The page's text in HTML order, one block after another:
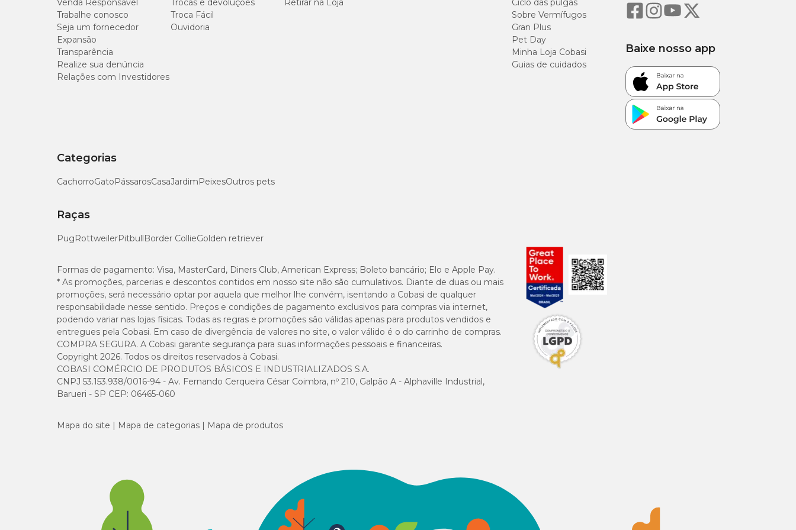
Venda Responsável
Trabalhe conosco
Seja um fornecedor
Expansão
Transparência
Realize sua denúncia
Relações com Investidores
Trocas e devoluções
Troca Fácil
Ouvidoria
Retirar na Loja
Ciclo das pulgas
Sobre Vermífugos
Gran Plus
Pet Day
Minha Loja Cobasi
Guias de cuidados
Categorias
CachorroGatoPássarosCasaJardimPeixesOutros pets
Raças
PugRottweilerPitbullBorder CollieGolden retriever
Baixe nosso app
Formas de pagamento: Visa, MasterCard, Diners Club, American Express; Boleto bancário; Elo e Apple Pay.
* As promoções, parcerias e descontos contidos em nosso site não são cumulativos. Diante de duas ou mais
promoções, será necessário optar por aquela que melhor lhe convém, isentando a Cobasi de qualquer
responsabilidade nesse sentido. Preços e condições de pagamento exclusivos para compras via internet,
podendo variar nas lojas físicas. Todas as regras e promoções são válidas apenas para produtos vendidos e
entregues pela Cobasi. Em caso de divergência de valores no site, o valor válido é o do carrinho de compras.
COMPRA SEGURA. A Cobasi garante segurança para suas informações pessoais e financeiras.
Copyright 2026. Todos os direitos reservados à Cobasi.
COBASI COMÉRCIO DE PRODUTOS BÁSICOS E INDUSTRIALIZADOS S.A.
CNPJ 53.153.938/0016-94 - Av. Fernando Cerqueira César Coimbra, nº 210, Galpão A - Alphaville Industrial,
Barueri - SP CEP: 06465-060
Mapa do site Mapa de categorias Mapa de produtos